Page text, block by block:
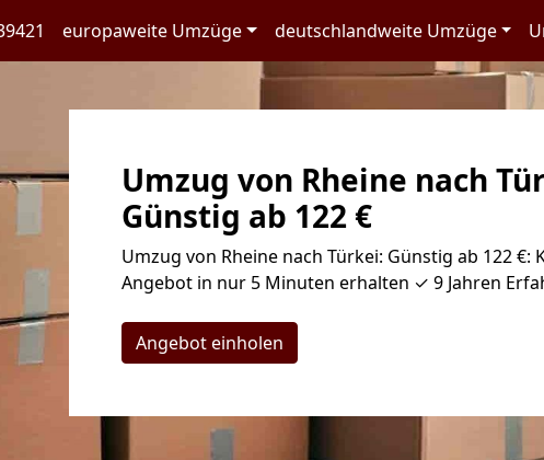
europaweite Umzüge deutschlandweite Umzüge
Umzug von Rheine nach
Günstig ab 122 €
Umzug von Rheine nach Türkei: Günstig ab 122 €:
Angebot in nur 5 Minuten erhalten ✓ 9 Jahren
Angebot einholen